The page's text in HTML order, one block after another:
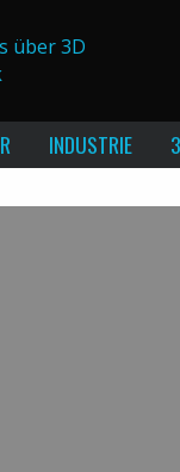
INDUSTRIE